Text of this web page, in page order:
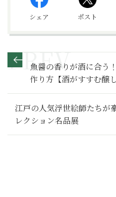
シェア ポスト
魚醤の香りが酒に合う
作り方【酒がすすむ醸
江戸の人気浮世絵師たちが
レクション名品展